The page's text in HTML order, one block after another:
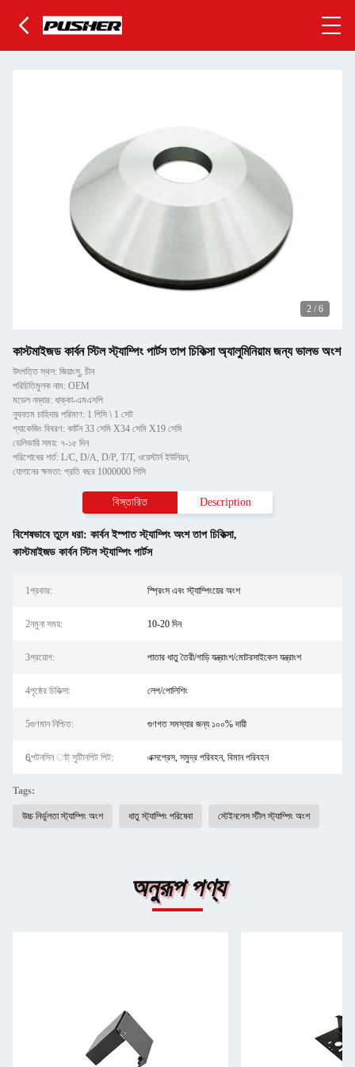
2 / 6
কাস্টমাইজড কার্বন স্টিল স্ট্যাম্পিং পার্টস তাপ চিকিত্সা অ্যালুমিনিয়াম জন্য ভালভ অংশ
উৎপত্তি স্থল: জিয়াংসু, চীন
পরিচিতিমুলক নাম: OEM
মডেল নম্বার: ধাক্কা-এমএসপি
ন্যূনতম চাহিদার পরিমাণ: 1 পিসি \ 1 সেট
প্যাকেজিং বিবরণ: কার্টন 33 সেমি X34 সেমি X19 সেমি
ডেলিভারি সময়: ৭-১৫ দিন
পরিশোধের শর্ত: L/C, D/A, D/P, T/T, ওয়েস্টার্ন ইউনিয়ন,
যোগানের ক্ষমতা: প্রতি বছর 1000000 পিসি
বিস্তারিত Description
বিশেষভাবে তুলে ধরা: কার্বন ইস্পাত স্ট্যাম্পিং অংশ তাপ চিকিত্সা,
কাস্টমাইজড কার্বন স্টিল স্ট্যাম্পিং পার্টস
1প্রকার: স্প্রিংস এবং স্ট্যাম্পিংয়ের অংশ
2নমুনা সময়: 10-20 দিন
3প্রয়োগ: পাতার ধাতু তৈরী/গাড়ি যন্ত্রাংশ/মোটরসাইকেল যন্ত্রাংশ
4পৃষ্ঠের চিকিত্সা: লেপ/পোলিশিং
5গুণমান নিশ্চিত: গুণগত সমস্যার জন্য ১০০% দায়ী
6ুপটনসিন াট্ সুটািনপিট পিট: এক্সপ্রেস, সমুদ্র পরিবহন, বিমান পরিবহন
Tags:
উচ্চ নির্ভুলতা স্ট্যাম্পিং অংশ ধাতু স্ট্যাম্পিং পরিষেবা স্টেইনলেস স্টীল স্ট্যাম্পিং অংশ
অনুরূপ পণ্য